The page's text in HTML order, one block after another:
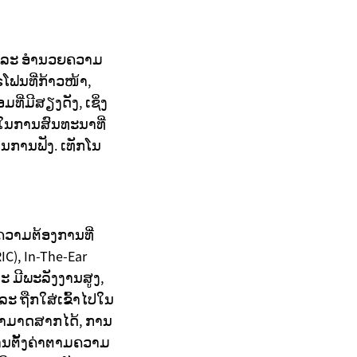
ະ ອຳນວຍຄວາມ
ໂຟນທີ່ກ້າວໜ້າ,
ທີ່ມີສຽງດັງ, ເຊິ່ງ
ນການສົນທະນາທີ່
ານຟັງ. ເທັກໂນ
າມຕ້ອງການທີ່
In-The-Ear
ະ ມີພະລັງງານສູງ,
ຖືກໃສ່ເຂົ້າໄປໃນ
ມາດສາກໄດ້, ການ
ຕັ້ງຄ່າຕາມຄວາມ